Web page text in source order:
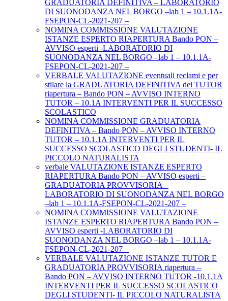
GRADUATORIA DEFINITIVA – LABORATORIO
DI SUONODANZA NEL BORGO –lab 1 – 10.1.1A-
FSEPON-CL-2021-207 –
NOMINA COMMISSIONE VALUTAZIONE
ISTANZE ESPERTO RIAPERTURA Bando PON –
AVVISO esperti -LABORATORIO DI
SUONODANZA NEL BORGO –lab 1 – 10.1.1A-
FSEPON-CL-2021-207 –
VERBALE VALUTAZIONE eventuali reclami e per
stilare la GRADUATORIA DEFINITIVA dei TUTOR
riapertura – Bando PON – AVVISO INTERNO
TUTOR – 10.1A INTERVENTI PER IL SUCCESSO
SCOLASTICO
NOMINA COMMISSIONE GRADUATORIA
DEFINITIVA – Bando PON – AVVISO INTERNO
TUTOR – 10.1.1A INTERVENTI PER IL
SUCCESSO SCOLASTICO DEGLI STUDENTI- IL
PICCOLO NATURALISTA
verbale VALUTAZIONE ISTANZE ESPERTO
RIAPERTURA Bando PON – AVVISO esperti –
GRADUATORIA PROVVISORIA –
LABORATORIO DI SUONODANZA NEL BORGO
–lab 1 – 10.1.1A-FSEPON-CL-2021-207 –
NOMINA COMMISSIONE VALUTAZIONE
ISTANZE ESPERTO RIAPERTURA Bando PON –
AVVISO esperti -LABORATORIO DI
SUONODANZA NEL BORGO –lab 1 – 10.1.1A-
FSEPON-CL-2021-207 –
VERBALE VALUTAZIONE ISTANZE TUTOR E
GRADUATORIA PROVVISORIA riapertura –
Bando PON – AVVISO INTERNO TUTOR -10.1.1A
INTERVENTI PER IL SUCCESSO SCOLASTICO
DEGLI STUDENTI- IL PICCOLO NATURALISTA